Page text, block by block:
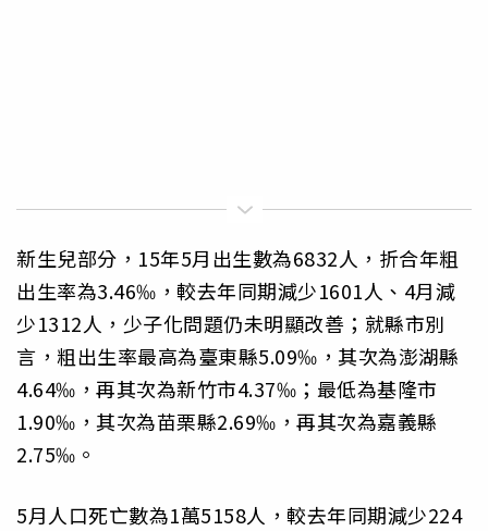
新生兒部分，15年5月出生數為6832人，折合年粗
出生率為3.46‰，較去年同期減少1601人、4月減
少1312人，少子化問題仍未明顯改善；就縣市別
言，粗出生率最高為臺東縣5.09‰，其次為澎湖縣
4.64‰，再其次為新竹市4.37‰；最低為基隆市
1.90‰，其次為苗栗縣2.69‰，再其次為嘉義縣
2.75‰。
5月人口死亡數為1萬5158人，較去年同期減少224